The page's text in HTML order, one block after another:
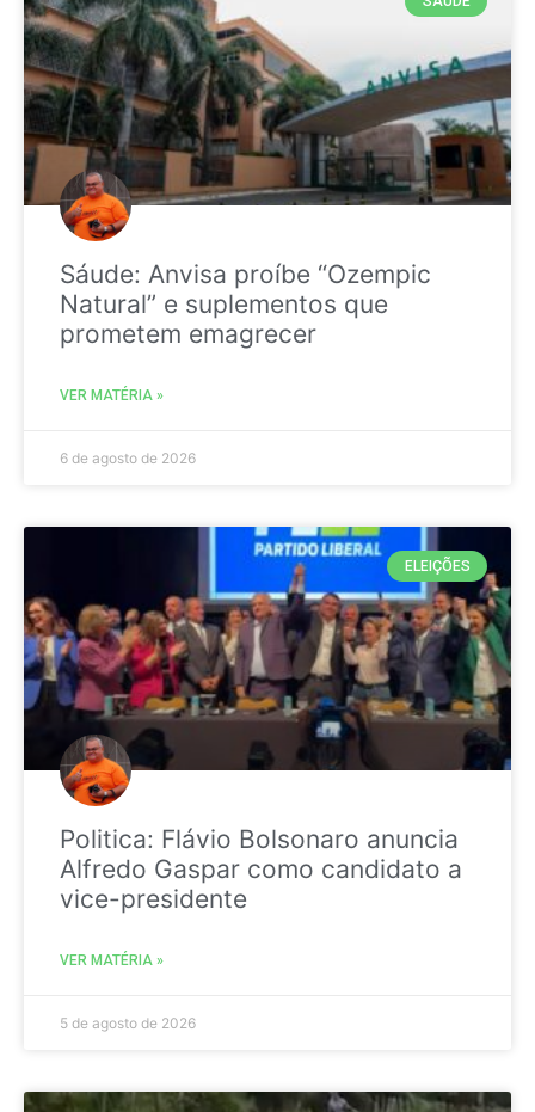
Sáude: Anvisa proíbe “Ozempic
Natural” e suplementos que
prometem emagrecer
VER MATÉRIA »
6 de agosto de 2026
ELEIÇÕES
Politica: Flávio Bolsonaro anuncia
Alfredo Gaspar como candidato a
vice-presidente
VER MATÉRIA »
5 de agosto de 2026